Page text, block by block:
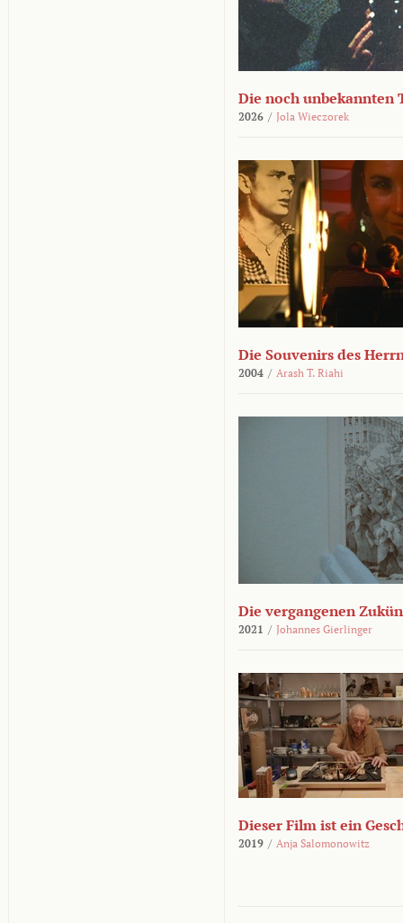
Die noch unbekannten
2026 / Jola Wieczorek
Die Souvenirs des
2004 / Arash T. Riahi
Die vergangenen
2021 / Johannes Gierlinger
Dieser Film ist ein
2019 / Anja Salomonowitz